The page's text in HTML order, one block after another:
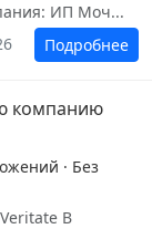
ИП Моч...
Подробнее
компанию
· Без
В